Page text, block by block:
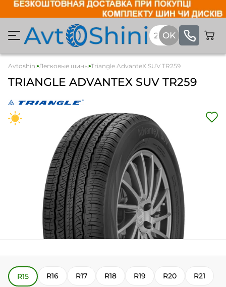
Avtoshini Легковые шины Triangle AdvanteX SUV TR259
TRIANGLE ADVANTEX SUV TR259
R15 R16 R17 R18 R19 R20 R21